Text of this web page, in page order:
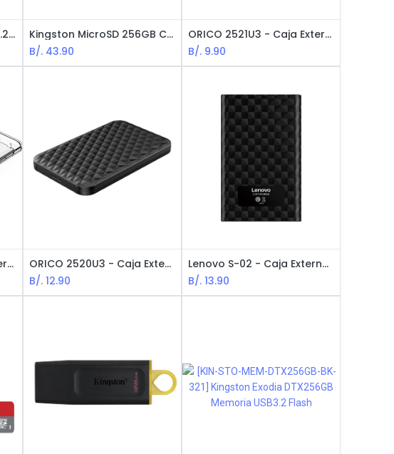
Patriot SSD P300 512GB M.2 / PCIe / Gen 3x4 NVMe
Kingston MicroSD 256GB Canvas Select+ / Con Adaptador / Negra
B/. 43.90
ORICO 2521U3 - Caja Externa / 2.5 / SATA HDD / USB 3.0 / Black
B/. 9.90
ORICO 2139U3 - Caja Externa / 2.5 / SATA HDD / USB 3.0 / Transparente
ORICO 2520U3 - Caja Externa / 2.5 / SATA HDD / USB 3.0
B/.12.90
Lenovo S-02 - Caja Externa / 2.5 / SATA HDD / USB 3.0 / Black
B/.13.90